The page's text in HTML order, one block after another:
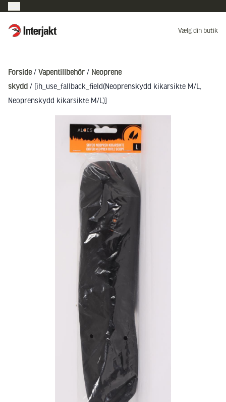
Interjakt DK Vælg din butik
Forside/ Vapentillbehör / Neoprene
skydd / [ih_use_fallback_field(Neoprenskydd kikarsikte M/L,
Neoprenskydd kikarsikte M/L)]